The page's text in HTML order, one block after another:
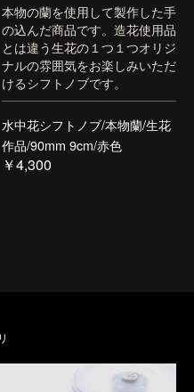
本物の蘭を使用して製作した手
の込んだ商品です。造花使用品
とは違う生花の１つ１つオリジ
ナルの雰囲気をお楽しみいただ
けるシフトノブです。
水中花シフトノブ/本物蘭/生花
作品/90mm 9cm/赤色
￥4,300